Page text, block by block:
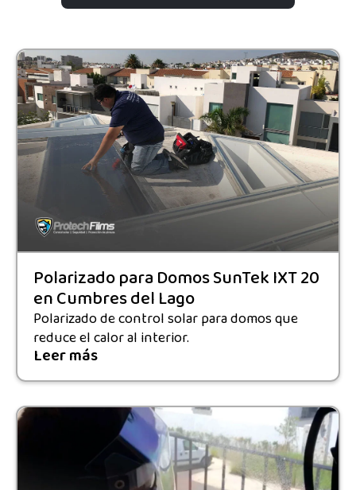
Polarizado para Domos SunTek IXT 20
en Cumbres del Lago
Polarizado de control solar para domos que
reduce el calor al interior.
Leer más